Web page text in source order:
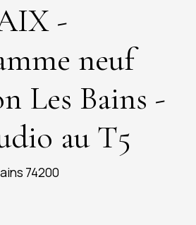
ESTIMER LOUER LA RÉGION
-
neuf
Les Bains -
au T5
74200